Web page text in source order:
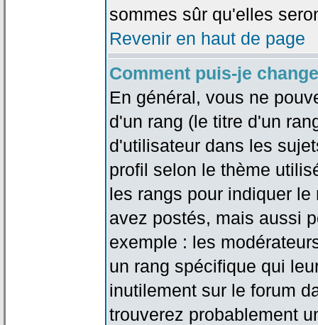
sommes sûr qu'elles
Revenir en haut de page
Comment puis-je
En général, vous ne
d'un rang (le titre d'un
d'utilisateur dans les
profil selon le thème
les rangs pour indiquer
avez postés, mais aussi
exemple : les
un rang spécifique qui
inutilement sur le forum
trouverez probablement